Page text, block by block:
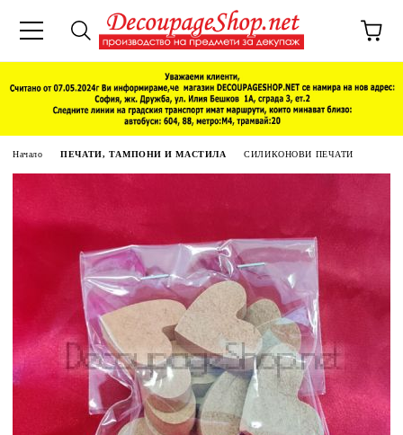
Начало ПЕЧАТИ, ТАМПОНИ И МАСТИЛА СИЛИКОНОВИ ПЕЧАТИ